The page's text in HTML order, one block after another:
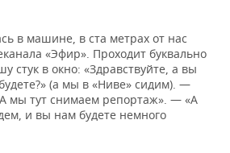
в машине, в ста метрах от нас
«Эфир». Проходит буквально
стук в окно: «Здравствуйте, а вы
(а мы в «Ниве» сидим). —
мы тут снимаем репортаж». — «А
и вы нам будете немного